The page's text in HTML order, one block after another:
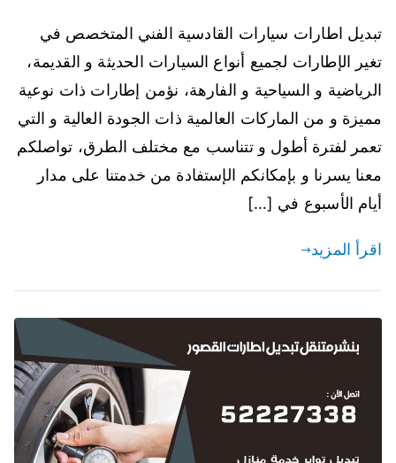
تبديل اطارات سيارات القادسية الفني المتخصص في
تغير الإطارات لجميع أنواع السيارات الحديثة و القديمة،
الرياضية و السياحية و الفارهة، نؤمن إطارات ذات نوعية
مميزة و من الماركات العالمية ذات الجودة العالية و التي
تعمر لفترة أطول و تتناسب مع مختلف الطرق، تواصلكم
معنا يسرنا و بإمكانكم الإستفادة من خدمتنا على مدار
أيام الأسبوع في […]
اقرأ المزيد